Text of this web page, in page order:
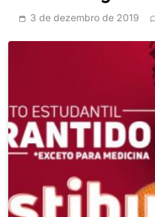
3 de dezembro de 2019